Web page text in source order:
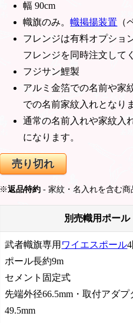
幅 90cm
幟旗のみ。幟掲揚装置 （
フレンジは有料オプショ
フレンジを同時注文して
フジサン鯉製
アルミ金箔での名前や家
での名前家紋入れとなり
通常の名前入れや家紋入
になります。
売り切れ
※返品特約 - 家紋・名入れを含む
別売幟用ポール
武者幟旗専用 ワイエスポール
ポール長約9m
セメント固定式
先端外径66.5mm・取付アダプ
49.5mm